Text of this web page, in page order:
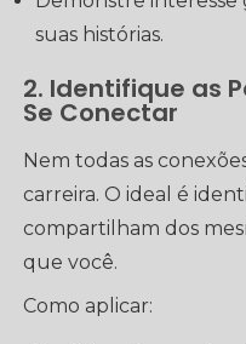
suas histórias.
2. Identifique as
Se Conectar
Nem todas as
carreira. O ideal é
compartilham dos
que você.
Como aplicar: